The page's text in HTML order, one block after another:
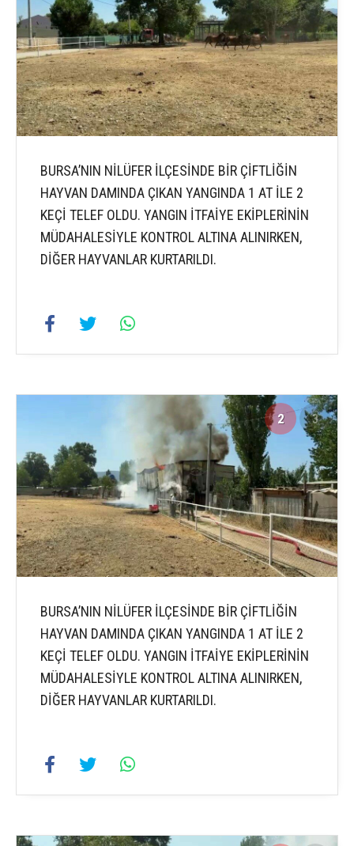
BURSA’NIN NİLÜFER İLÇESİNDE BİR ÇİFTLİĞİN
HAYVAN DAMINDA ÇIKAN YANGINDA 1 AT İLE 2
KEÇİ TELEF OLDU. YANGIN İTFAİYE EKİPLERİNİN
MÜDAHALESİYLE KONTROL ALTINA ALINIRKEN,
DİĞER HAYVANLAR KURTARILDI.
2 3
BURSA’NIN NİLÜFER İLÇESİNDE BİR ÇİFTLİĞİN
HAYVAN DAMINDA ÇIKAN YANGINDA 1 AT İLE 2
KEÇİ TELEF OLDU. YANGIN İTFAİYE EKİPLERİNİN
MÜDAHALESİYLE KONTROL ALTINA ALINIRKEN,
DİĞER HAYVANLAR KURTARILDI.